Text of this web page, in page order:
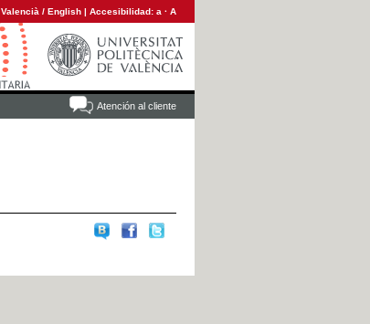
Valencià / English | Accesibilidad: a · A
Atención al cliente